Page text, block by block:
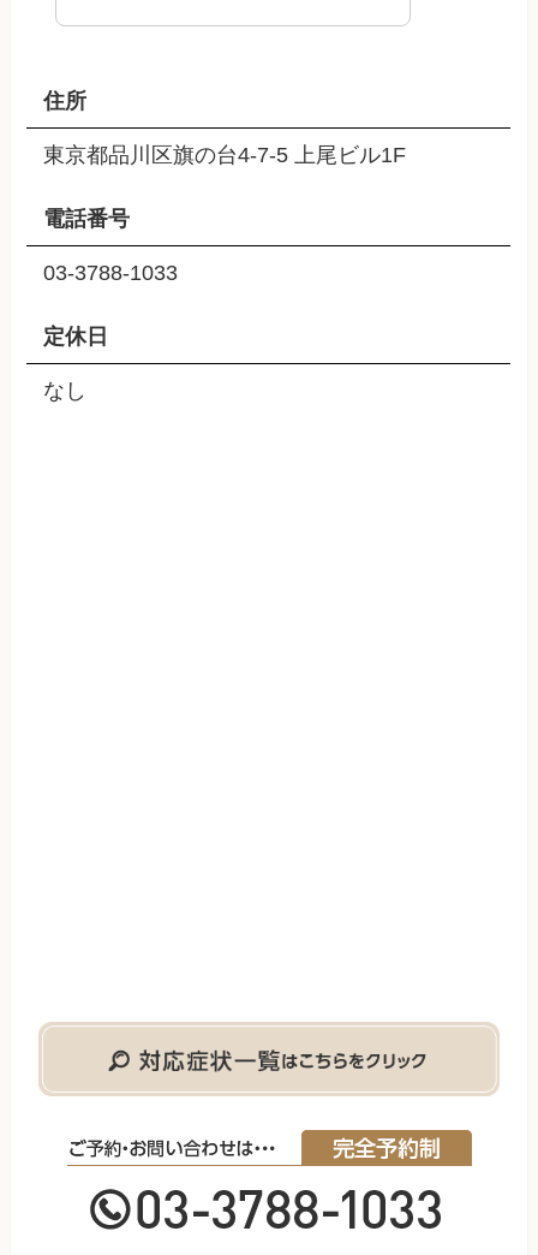
住所
東京都品川区旗の台4-7-5 上尾ビル1F
電話番号
03-3788-1033
定休日
なし